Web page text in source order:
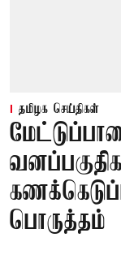
தமிழக செய்திகள்
பொருத்தம்